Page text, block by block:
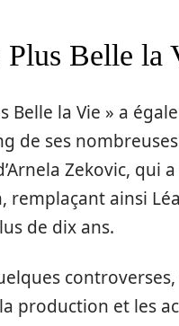
Belle la
Belle la Vie » a
de ses nombreuses
Zekovic, qui
remplaçant ainsi
de dix ans.
production et les